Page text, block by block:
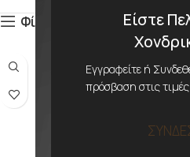
Είστε
Εγγραφείτε ή
πρόσβαση στις
Φίλτρα